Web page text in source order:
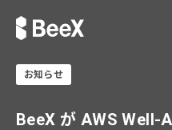
お知らせ
BeeX が AWS Well-